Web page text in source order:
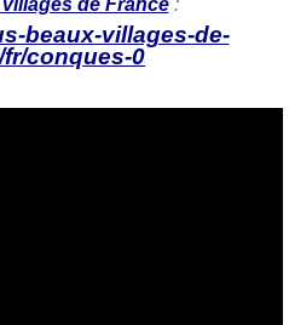
beaux-villages-de-
conques-0